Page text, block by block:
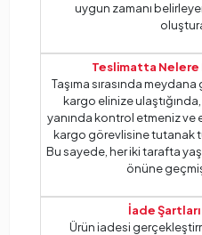
uygun zamanı
Teslimatta Nelere
Taşıma sırasında
kargo elinize
yanında kontrol etmeniz ve
kargo görevlisine tutanak
Bu sayede, her iki tarafta
önüne
İade
Ürün iadesi